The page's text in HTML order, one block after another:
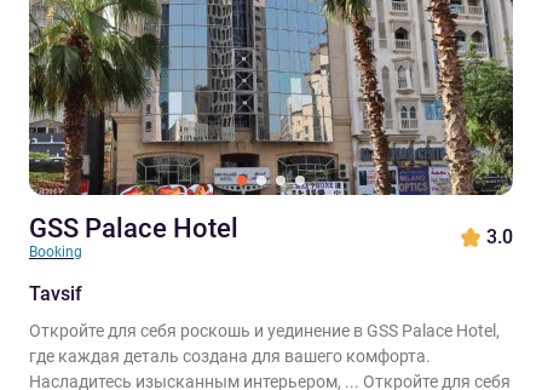
GSS Palace Hotel
Booking
3.0
Tavsif
Откройте для себя роскошь и уединение в GSS Palace Hotel,
где каждая деталь создана для вашего комфорта.
Насладитесь изысканным интерьером, ... Откройте для себя